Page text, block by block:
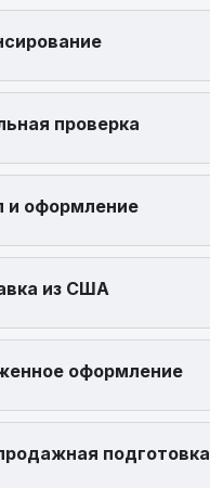
проверка
и оформление
из США
оформление
подготовка